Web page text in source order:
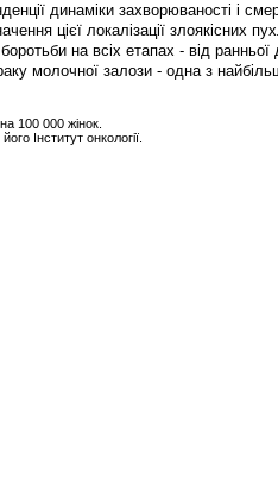
динаміки захворюваності і
цієї локалізації злоякісних
на всіх етапах - від
молочної залози - одна з
100 000 жінок.
Інститут онкології.